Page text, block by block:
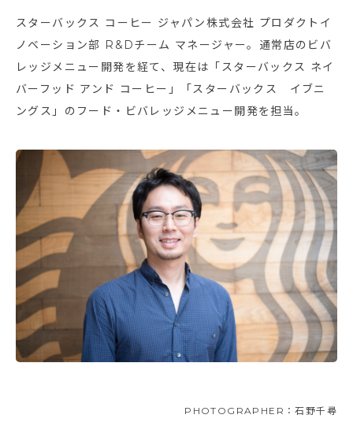
スターバックス コーヒー ジャパン株式会社 プロダクトイ
ノベーション部 R&Dチーム マネージャー。通常店のビバ
レッジメニュー開発を経て、現在は「スターバックス ネイ
バーフッド アンド コーヒー」「スターバックス イブニ
ングス」のフード・ビバレッジメニュー開発を担当。
PHOTOGRAPHER：石野千尋